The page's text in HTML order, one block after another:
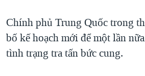
Chính phủ Trung Quốc trong
bố kế hoạch mới để một lần
tình trạng tra tấn bức cung.